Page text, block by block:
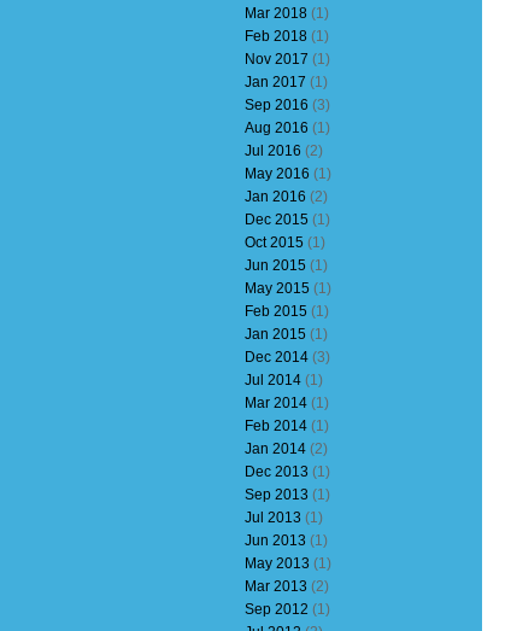
Mar 2018(1)
Feb 2018(1)
Nov 2017 (1)
Jan 2017 (1)
Sep 2016 (3)
Aug 2016 (1)
Jul 2016 (2)
May 2016 (1)
Jan 2016 (2)
Dec 2015(1)
Oct 2015(1)
Jun 2015(1)
May 2015(1)
Feb 2015(1)
Jan 2015(1)
Dec 2014(3)
Jul 2014(1)
Mar 2014(1)
Feb 2014(1)
Jan 2014(2)
Dec 2013 (1)
Sep 2013 (1)
Jul 2013 (1)
Jun 2013 (1)
May 2013 (1)
Mar 2013 (2)
Sep 2012 (1)